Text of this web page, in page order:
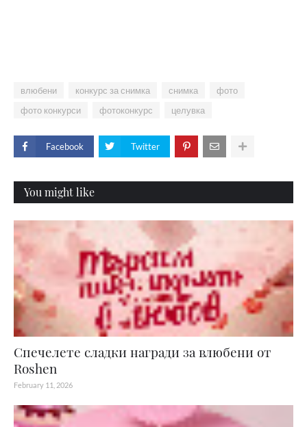
влюбени конкурс за снимка снимка
фото
фото конкурси
фотоконкурс целувка
Facebook Twitter
You might like
Спечелете сладки награди за влюбени от
Roshen
February 11, 2026